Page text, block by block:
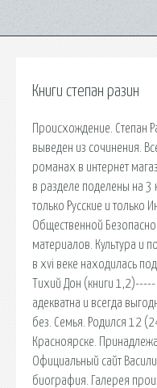
Книги степан разин
Происхождение. Степан
выведен из сочинения.
романах в интернет
в разделе поделены на 3
только Русские и только
Общественной
материалов. Культура и
в xvi веке находилась
Тихий Дон (книги
адекватна и всегда
без. Семья. Родился 12
Красноярске.
Официальный сайт
биография. Галерея